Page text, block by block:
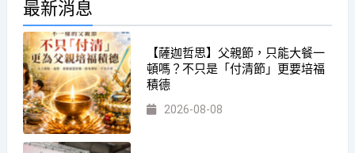
最新消息
【薩迦哲思】父親節，只能大餐一
頓嗎？不只是「付清節」更要培福
積德
2026-08-08